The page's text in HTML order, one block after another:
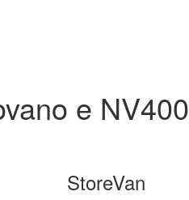
e NV400
StoreVan